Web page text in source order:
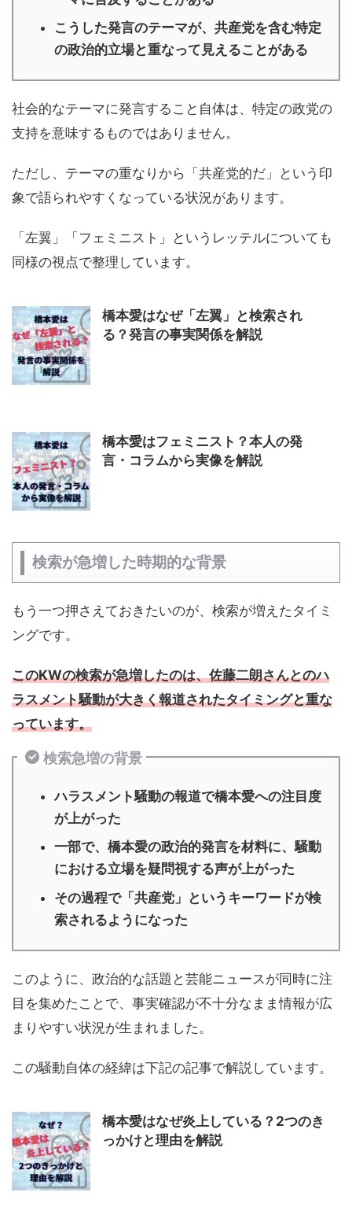
こうした発言のテーマが、共産党を含む特定
の政治的立場と重なって見えることがある
社会的なテーマに発言すること自体は、特定の政党の
支持を意味するものではありません。
ただし、テーマの重なりから「共産党的だ」という印
象で語られやすくなっている状況があります。
「左翼」「フェミニスト」というレッテルについても
同様の視点で整理しています。
橋本愛はなぜ「左翼」と検索され
る？発言の事実関係を解説
橋本愛はフェミニスト？本人の発
言・コラムから実像を解説
検索が急増した時期的な背景
もう一つ押さえておきたいのが、検索が増えたタイミ
ングです。
このKWの検索が急増したのは、佐藤二朗さんとのハ
ラスメント騒動が大きく報道されたタイミングと重な
っています。
検索急増の背景
ハラスメント騒動の報道で橋本愛への注目度
が上がった
一部で、橋本愛の政治的発言を材料に、騒動
における立場を疑問視する声が上がった
その過程で「共産党」というキーワードが検
索されるようになった
このように、政治的な話題と芸能ニュースが同時に注
目を集めたことで、事実確認が不十分なまま情報が広
まりやすい状況が生まれました。
この騒動自体の経緯は下記の記事で解説しています。
橋本愛はなぜ炎上している？2つのき
っかけと理由を解説